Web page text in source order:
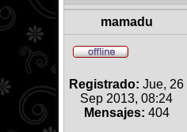
mamadu
Registrado: Jue, 26
Sep 2013, 08:24
Mensajes: 404